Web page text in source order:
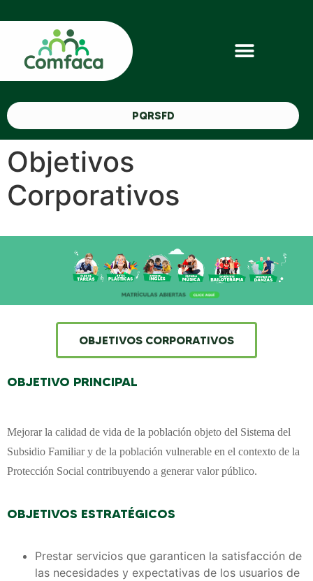
PQRSFD
Objetivos
Corporativos
OBJETIVOS CORPORATIVOS
OBJETIVO PRINCIPAL
Mejorar la calidad de vida de la población objeto del Sistema del
Subsidio Familiar y de la población vulnerable en el contexto de la
Protección Social contribuyendo a generar valor público.
OBJETIVOS ESTRATÉGICOS
Prestar servicios que garanticen la satisfacción de
las necesidades y expectativas de los usuarios de